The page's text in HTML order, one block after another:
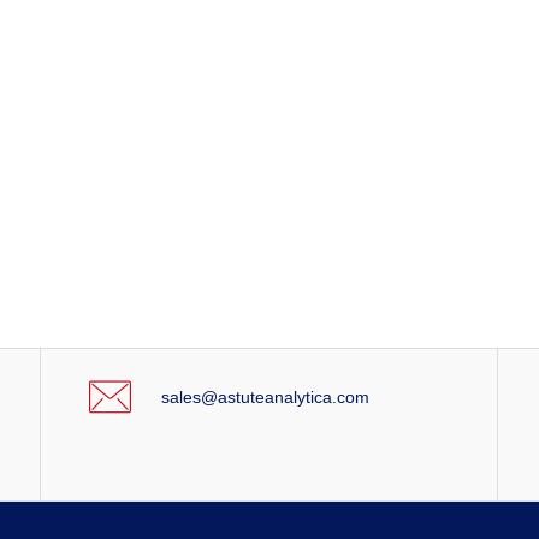
sales@astuteanalytica.com